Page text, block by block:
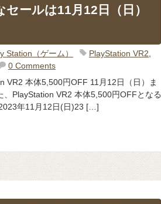
セールは11月12日（日）
Station（ゲーム） PlayStation VR2,
0 Comments
VR2 本体5,500円OFF 11月12日（日）ま
、PlayStation VR2 本体5,500円OFFとなる
年11月12日(日)23 […]